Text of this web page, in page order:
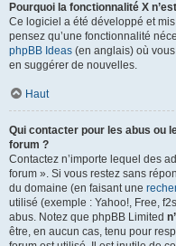
Pourquoi la fonctionnalité X
Ce logiciel a été développé et
pensez qu’une fonctionnalité
phpBB Ideas (en anglais) où
en suggérer de nouvelles.
Haut
Qui contacter pour les abus ou
forum ?
Contactez n’importe lequel des
forum ». Si vous restez sans
du domaine (en faisant une
utilisé (exemple : Yahoo!, Free,
abus. Notez que phpBB Limited
être, en aucun cas, tenu pour